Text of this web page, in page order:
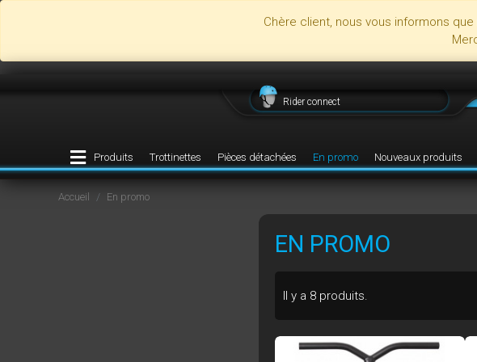
Chère client, nous vous informons
Rider connect
Produits Trottinettes Pièces détachées En promo Nouveaux produits
Accueil En promo
EN PROMO
Il y a 8 produits.